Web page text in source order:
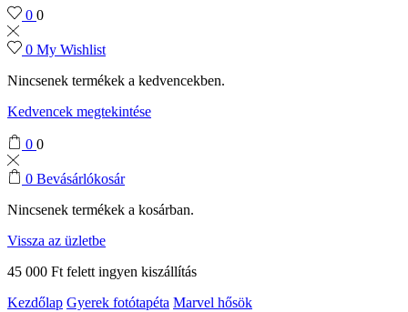
0 0
0 My Wishlist
Nincsenek termékek a kedvencekben.
Kedvencek megtekintése
0 0
0 Bevásárlókosár
Nincsenek termékek a kosárban.
Vissza az üzletbe
45 000 Ft felett ingyen kiszállítás
Kezdőlap Gyerek fotótapéta Marvel hősök